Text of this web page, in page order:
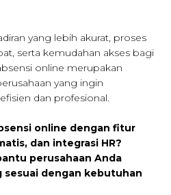
yang lebih akurat, proses
serta kemudahan akses bagi
online merupakan
yang ingin
dan profesional.
online dengan fitur
dan integrasi HR?
perusahaan Anda
sesuai dengan kebutuhan